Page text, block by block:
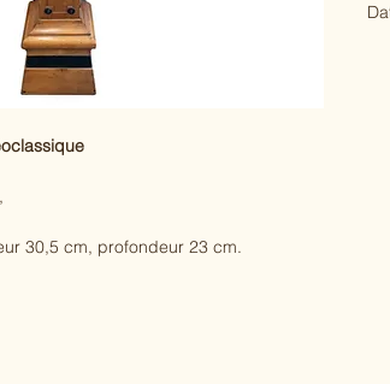
30,5 cm, profondeur 23 cm.